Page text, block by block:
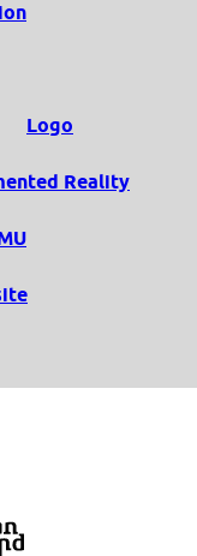
Logo
Reality